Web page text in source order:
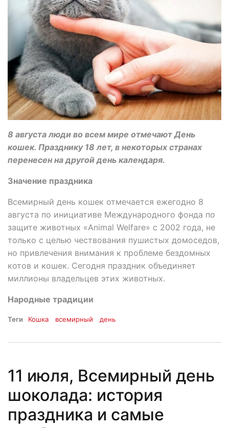
8 августа люди во всем мире отмечают День
кошек. Празднику 18 лет, в некоторых странах
перенесен на другой день календаря.
Значение праздника
Всемирный день кошек отмечается ежегодно 8
августа по инициативе Международного фонда по
защите животных «Animal Welfare» с 2002 года, не
только с целью чествования пушистых домоседов,
но привлечения внимания к проблеме бездомных
котов и кошек. Сегодня праздник объединяет
миллионы владельцев этих животных.
Народные традиции
Теги Кошка всемирный день
11 июля, Всемирный день
шоколада: история
праздника и самые